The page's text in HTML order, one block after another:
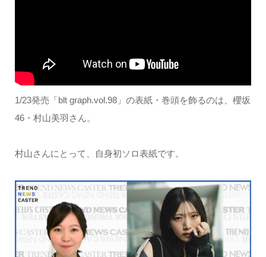
1/23発売「blt graph.vol.98」の表紙・巻頭を飾るのは、櫻坂
46・村山美羽さん。
村山さんにとって、自身初ソロ表紙です。